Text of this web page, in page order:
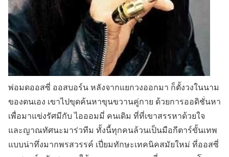
พ่อมดออสซี่ ออสบอร์น หลังจากแยกวงออกมา ก็ตั้งวงในนาม
ของตนเอง เขาไปขุดค้นหาขุนขวานคู่กาย ด้วยการออดิชั่นหา
เพื่อมาแข่งรัศมีกับ ไอออมมี่ คนเดิม ที่ที่เขาสรรหาด้วยใจ
และญาณทัศนะมาร่วทีม ทั้งนี้ทุกคนล้วนเป็นมือกีตาร์ขั้นเทพ
แบบน่าทึ่งมากพรสวรรค์ เปี่ยมทักษะเทคนิคสมัยใหม่ ที่ออสซี่